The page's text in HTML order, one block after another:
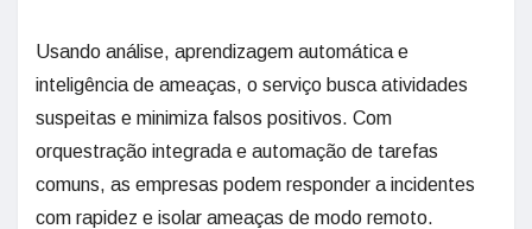
Usando análise, aprendizagem automática e
inteligência de ameaças, o serviço busca atividades
suspeitas e minimiza falsos positivos. Com
orquestração integrada e automação de tarefas
comuns, as empresas podem responder a incidentes
com rapidez e isolar ameaças de modo remoto.